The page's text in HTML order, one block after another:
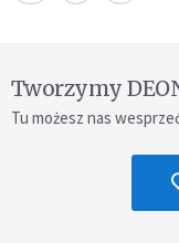
Tworzymy
Tu możesz nas